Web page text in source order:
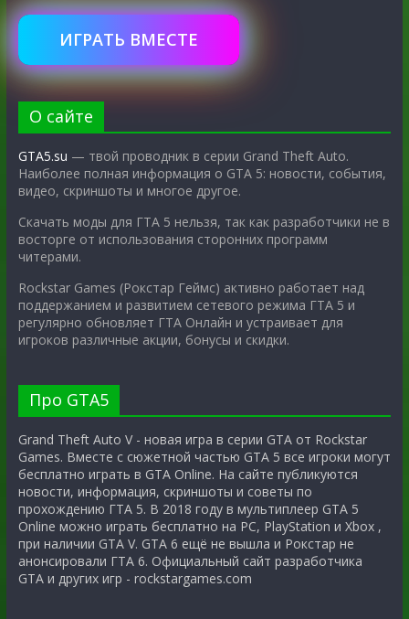
ИГРАТЬ ВМЕСТЕ
О сайте
GTA5.su — твой проводник в серии Grand Theft Auto.
Наиболее полная информация о GTA 5: новости, события,
видео, скриншоты и многое другое.
Скачать моды для ГТА 5 нельзя, так как разработчики не в
восторге от использования сторонних программ
читерами.
Rockstar Games (Рокстар Геймс) активно работает над
поддержанием и развитием сетевого режима ГТА 5 и
регулярно обновляет ГТА Онлайн и устраивает для
игроков различные акции, бонусы и скидки.
Про GTA5
Grand Theft Auto V - новая игра в серии GTA от Rockstar
Games. Вместе с сюжетной частью GTA 5 все игроки могут
бесплатно играть в GTA Online. На сайте публикуются
новости, информация, скриншоты и советы по
прохождению ГТА 5. В 2018 году в мультиплеер GTA 5
Online можно играть бесплатно на PC, PlayStation и Xbox ,
при наличии GTA V. GTA 6 ещё не вышла и Рокстар не
анонсировали ГТА 6. Официальный сайт разработчика
GTA и других игр - rockstargames.com